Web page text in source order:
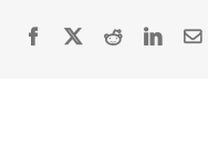
Facebook Reddit